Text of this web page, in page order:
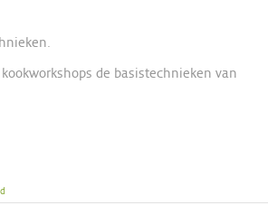
de basistechnieken van